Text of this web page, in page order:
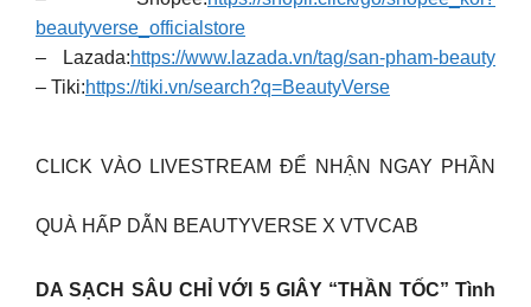
beautyverse_officialstore
– Lazada:https://www.lazada.vn/tag/san-pham-beauty
– Tiki:https://tiki.vn/search?q=BeautyVerse
CLICK VÀO LIVESTREAM ĐỂ NHẬN NGAY PHẦN
QUÀ HẤP DẪN BEAUTYVERSE X VTVCAB
DA SẠCH SÂU CHỈ VỚI 5 GIÂY “THẦN TỐC” Tình